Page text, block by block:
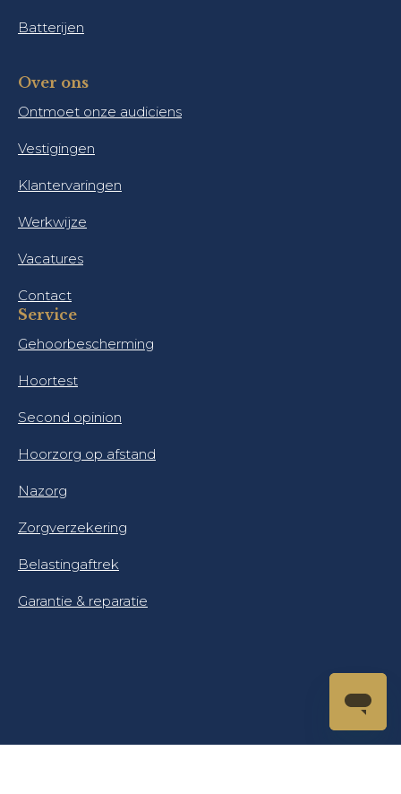
Batterijen
Over ons
Ontmoet onze audiciens
Vestigingen
Klantervaringen
Werkwijze
Vacatures
Contact
Service
Gehoorbescherming
Hoortest
Second opinion
Hoorzorg op afstand
Nazorg
Zorgverzekering
Belastingaftrek
Garantie & reparatie
© Makker Hoortoestellen 2025. Alle rechten